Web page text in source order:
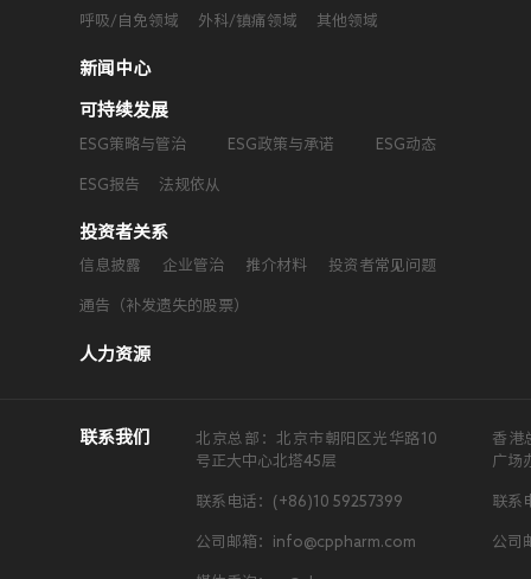
呼吸/自免领域 外科/镇痛领域 其他领域
新闻中心
可持续发展
ESG策略与管治 ESG政策与承诺 ESG动态
ESG报告 法规依从
投资者关系
信息披露 企业管治 推介材料 投资者常见问题
通告（补发遗失的股票）
人力资源
联系我们
北京总部：北京市朝阳区光华路10
号正大中心北塔45层
联系电话：(+86)10 59257399
公司邮箱：info@cppharm.com
香港
广场
联系
公司